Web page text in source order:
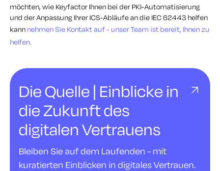
möchten, wie Keyfactor Ihnen bei der PKI-Automatisierung
und der Anpassung Ihrer ICS-Abläufe an die IEC 62443 helfen
kann nehmen Sie Kontakt auf - unser Team ist bereit, Ihnen zu
helfen.
Die Quelle | Einblicke in
die Zukunft des
digitalen Vertrauens
Bleiben Sie auf dem Laufenden - mit
kuratierten Einblicken in digitales Vertrauen.